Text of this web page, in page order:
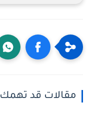
مقالات قد تهمك